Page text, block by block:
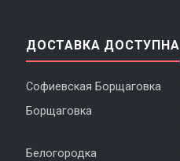
ДОСТАВКА ДОСТУПНА
Софиевская Борщаговка
Борщаговка
Белогородка